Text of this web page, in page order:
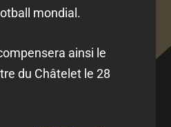
mondial.
ainsi le
du Châtelet le 28